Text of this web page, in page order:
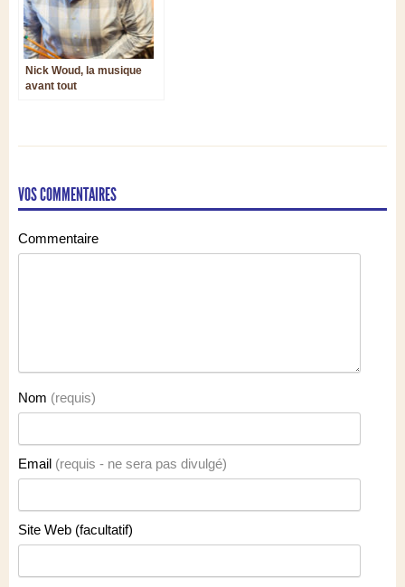
Nick Woud, la musique
avant tout
VOS COMMENTAIRES
Commentaire
Nom (requis)
Email (requis - ne sera pas divulgé)
Site Web (facultatif)